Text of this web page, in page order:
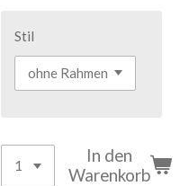
Stil
In den
Warenkorb